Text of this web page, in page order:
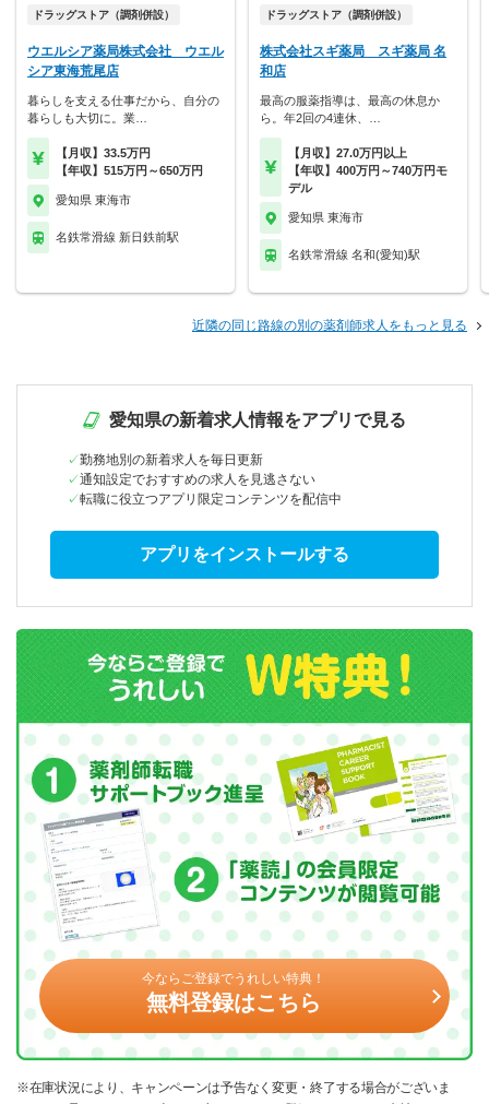
ドラッグストア（調剤併設）
ウエルシア薬局株式会社 ウエル
シア東海荒尾店
暮らしを支える仕事だから、自分の
暮らしも大切に。業…
【月収】33.5万円
【年収】515万円～650万円
愛知県 東海市
名鉄常滑線 新日鉄前駅
ドラッグストア（調剤併設）
株式会社スギ薬局 スギ薬局 名
和店
最高の服薬指導は、最高の休息か
ら。年2回の4連休、…
【月収】27.0万円以上
【年収】400万円～740万円モ
デル
愛知県 東海市
名鉄常滑線 名和(愛知)駅
近隣の同じ路線の別の薬剤師求人をもっと見る
愛知県の新着求人情報をアプリで見る
勤務地別の新着求人を毎日更新
通知設定でおすすめの求人を見逃さない
転職に役立つアプリ限定コンテンツを配信中
アプリをインストールする
今ならご登録でうれしい特典！
無料登録はこちら
※在庫状況により、キャンペーンは予告なく変更・終了する場合がございま